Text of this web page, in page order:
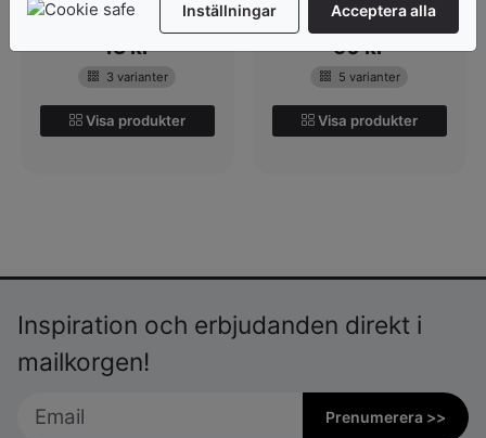
13kr
3 varianter
Visa produkter
Pris från
50kr
5 varianter
Visa produkter
Inspiration och erbjudanden direkt i
mailkorgen!
Prenumerera >>
Inställningar Acceptera alla